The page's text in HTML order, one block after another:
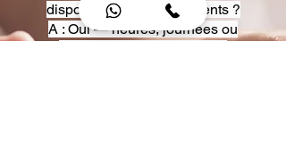
disposition pour événements ?
A : Oui — heures, journées ou